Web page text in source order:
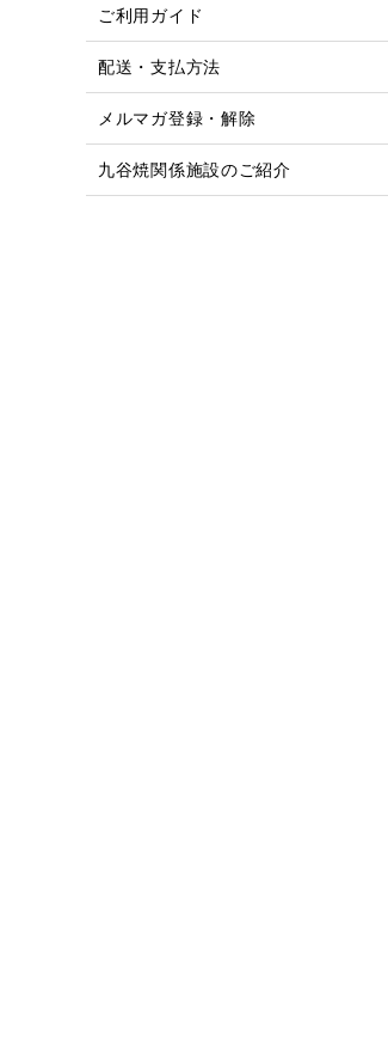
ご利用ガイド
配送・支払方法
メルマガ登録・解除
九谷焼関係施設のご紹介